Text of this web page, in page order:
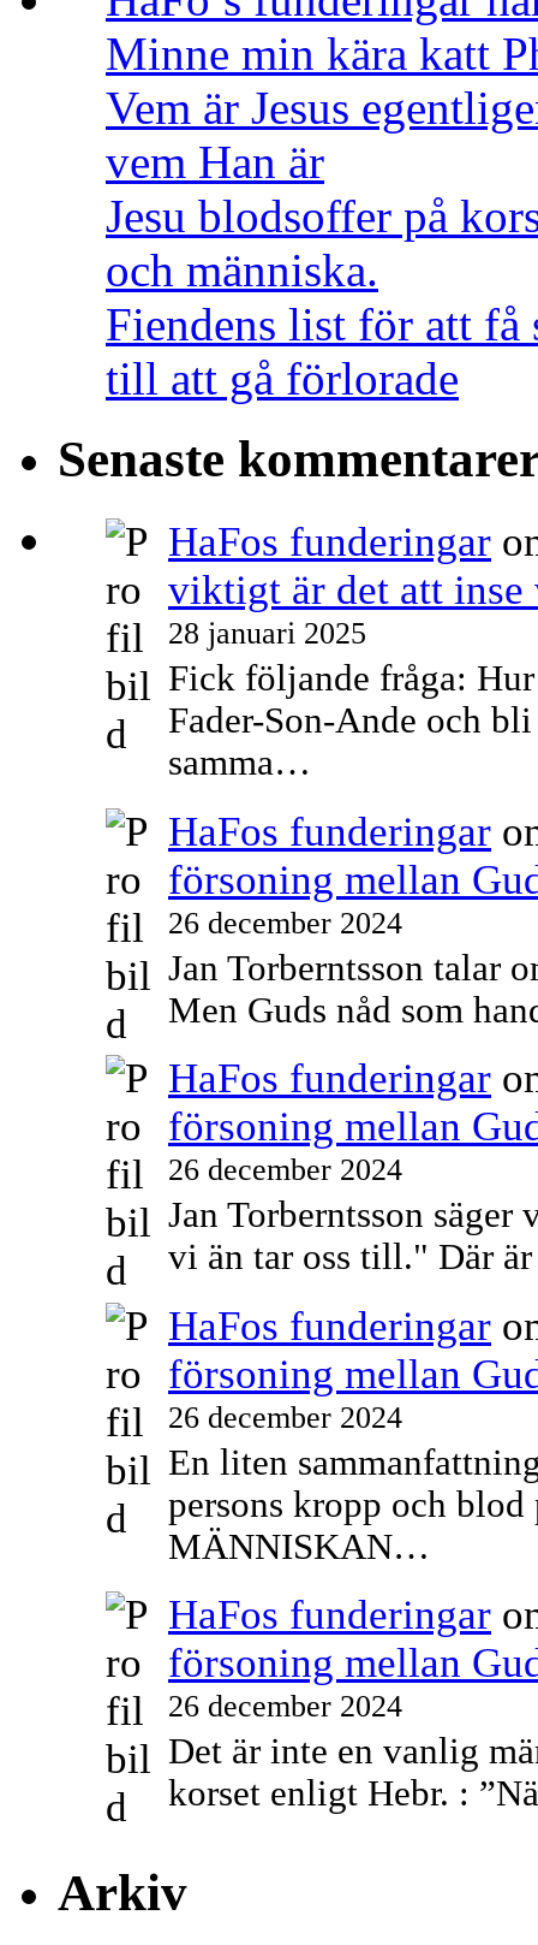
Minne min kära katt
Vem är Jesus
vem Han är
Jesu blodsoffer på
och människa.
Fiendens list för att få
till att gå förlorade
Senaste
HaFos funderingar
viktigt är det att inse
28 januari 2025
Fick följande fråga:
Fader-Son-Ande och
samma…
HaFos funderingar
försoning mellan
26 december 2024
Jan Torberntsson talar
Men Guds nåd som
HaFos funderingar
försoning mellan
26 december 2024
Jan Torberntsson
vi än tar oss till." Där
HaFos funderingar
försoning mellan
26 december 2024
En liten
persons kropp och
MÄNNISKAN…
HaFos funderingar
försoning mellan
26 december 2024
Det är inte en vanlig
korset enligt Hebr. :
Arkiv